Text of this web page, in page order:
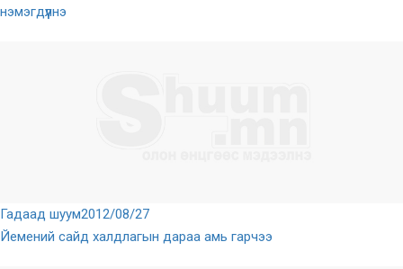
нэмэгдүүлнэ
Гадаад шуум2012/08/27
Йемений сайд халдлагын дараа амь гарчээ